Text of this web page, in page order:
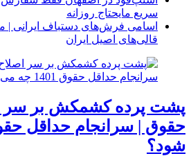
سریع مایحتاج روزانه
اسامی فرش‌های دستباف ایرانی |
قالی‌های اصیل ایران
پشت پرده کشمکش بر سر
شود؟